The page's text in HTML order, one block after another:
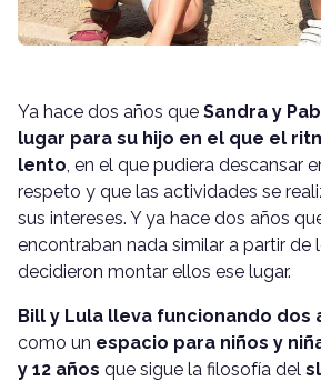
Ya hace dos años que Sandra y
lugar para su hijo en el que el
lento, en el que pudiera descansar
respeto y que las actividades se
sus intereses. Y ya hace dos años
encontraban nada similar a partir de
decidieron montar ellos ese lugar.
Bill y Lula lleva funcionando dos
como un espacio para niños y
y 12 años que sigue la filosofía del